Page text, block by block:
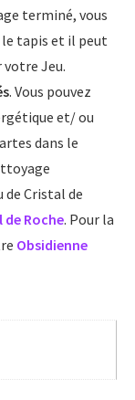
terminé, vous
le tapis et il peut
Jeu.
. Vous pouvez
et/ ou
dans le
de Cristal de
Roche. Pour la
Obsidienne